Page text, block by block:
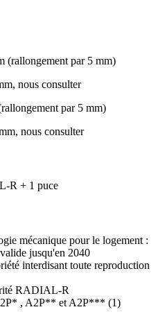
(rallongement par 5 mm)
nous consulter
par 5 mm)
nous consulter
R + 1 puce
mécanique pour le logement :
jusqu'en 2040
interdisant toute reproduction
RADIAL-R
, A2P** et A2P*** (1)